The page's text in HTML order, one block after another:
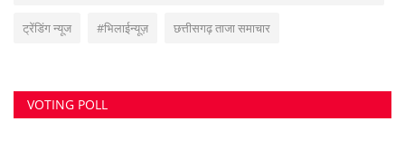
ट्रेंडिंग न्यूज #भिलाईन्यूज़ छत्तीसगढ़ ताजा समाचार
VOTING POLL